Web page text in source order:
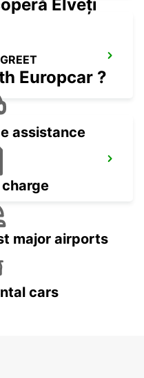
Elveția
Europcar ?
assistance
major airports
cars